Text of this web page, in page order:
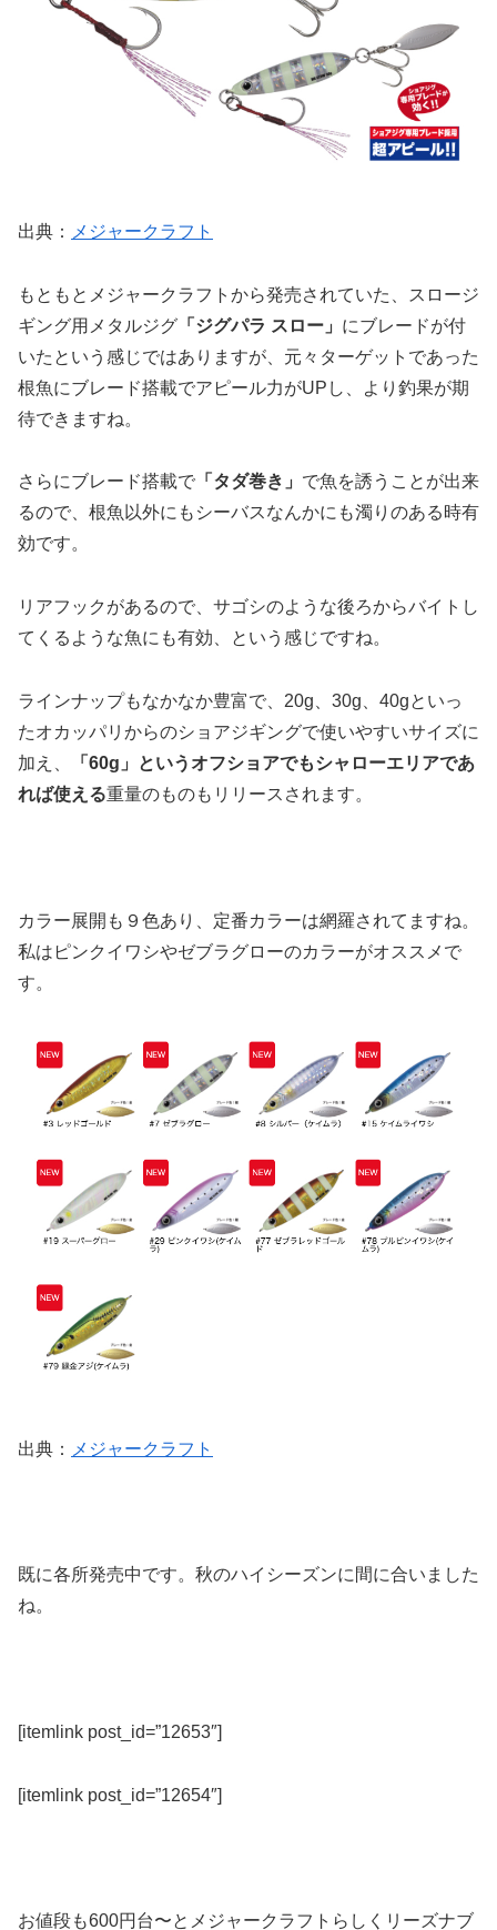
出典： メジャークラフト
もともとメジャークラフトから発売されていた、スロージ
ギング用メタルジグ 「ジグパラ スロー」 にブレードが付
いたという感じではありますが、元々ターゲットであった
根魚にブレード搭載でアピール力がUPし、より釣果が期
待できますね。
さらにブレード搭載で 「タダ巻き」 で魚を誘うことが出来
るので、根魚以外にもシーバスなんかにも濁りのある時有
効です。
リアフックがあるので、サゴシのような後ろからバイトし
てくるような魚にも有効、という感じですね。
ラインナップもなかなか豊富で、20g、30g、40gといっ
たオカッパリからのショアジギングで使いやすいサイズに
加え、
「60g」というオフショアでもシャローエリアであ
れば使える重量のものもリリースされます。
カラー展開も９色あり、定番カラーは網羅されてますね。
私はピンクイワシやゼブラグローのカラーがオススメで
す。
出典： メジャークラフト
既に各所発売中です。秋のハイシーズンに間に合いました
ね。
[itemlink post_id=”12653″]
[itemlink post_id=”12654″]
お値段も600円台〜とメジャークラフトらしくリーズナブ